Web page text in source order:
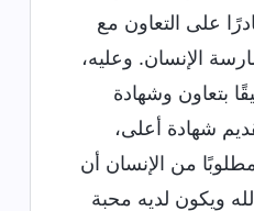
على التعاون مع
الإنسان. وعليه،
بتعاون وشهادة
شهادة أعلى،
من الإنسان أن
ويكون لديه محبة